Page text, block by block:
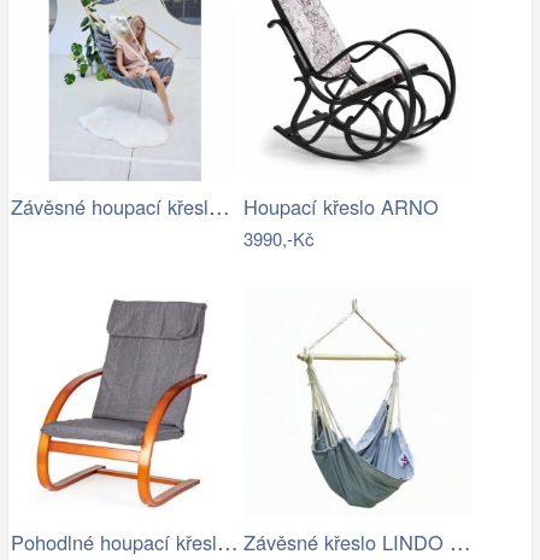
Závěsné houpací křeslo CHILLO, šedé Houpací křeslo ARNO
3990,-Kč
Pohodlné houpací křeslo ModernHome |… Závěsné křeslo LINDO NEW Tempo Kondela